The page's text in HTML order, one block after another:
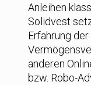
Anleihen
Solidvest
Erfahrung
anderen
bzw. Robo-